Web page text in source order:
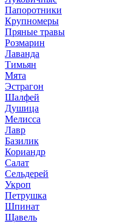
Папоротники
Крупномеры
Пряные травы
Розмарин
Лаванда
Тимьян
Мята
Эстрагон
Шалфей
Душица
Мелисса
Лавр
Базилик
Кориандр
Салат
Сельдерей
Укроп
Петрушка
Шпинат
Щавель